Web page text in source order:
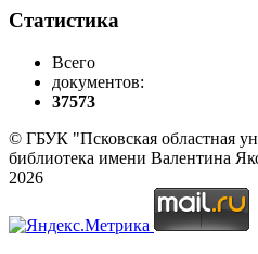
Статистика
Всего
документов:
37573
© ГБУК "Псковская областная
библиотека имени Валентина
2026